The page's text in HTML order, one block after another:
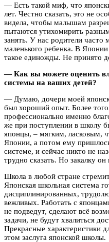
— Есть такой миф, что
лет. Честно сказать, это не
видела, чтобы малышам
пытаются утихомирить
занять. У нас родители часто
маленького ребенка. В Японии
такое единожды. Не принято
— Как вы можете оценить в
системы на ваших детей?
— Думаю, дочери моей
был хороший опыт. Более
профессионально именно
же при поступлении в школу
японцы, – мягким, ласковым,
Японии, а потом ему
системе, и сейчас никто не
трудно сказать. Но закалку он
Школа в любой стране
Японская школьная система
дисциплинированных,
вежливых. Работать с
не подведут, сделают всё
задачи, не будут хвалиться
Прекрасные характеристики
этом заслуга японской школы.